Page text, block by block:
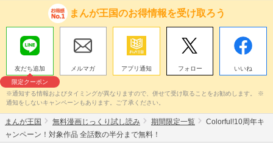
まんが王国のお得情報を受け取ろう
友だち追加
限定クーポン
メルマガ アプリ通知 フォロー いいね
※通知する情報およびタイミングが異なりますので、併せて受け取ることをお勧めします。 ※
通知をしないキャンペーンもあります。ご了承ください。
まんが王国 無料漫画じっくり試し読み 期間限定一覧
Colorful!10周年キ
ャンペーン！対象作品 全話数の半分まで無料！